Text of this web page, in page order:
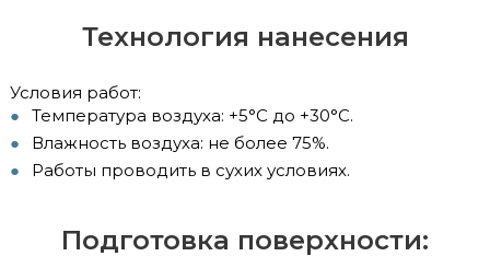
Технология нанесения
Условия работ:
Температура воздуха: +5°C до +30°C.
Влажность воздуха: не более 75%.
Работы проводить в сухих условиях.
Подготовка поверхности: